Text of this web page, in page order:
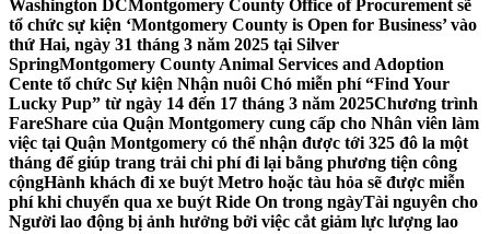
Washington DCMontgomery County Office of Procurement sẽ
tổ chức sự kiện ‘Montgomery County is Open for Business’ vào
thứ Hai, ngày 31 tháng 3 năm 2025 tại Silver
SpringMontgomery County Animal Services and Adoption
Cente tổ chức Sự kiện Nhận nuôi Chó miễn phí “Find Your
Lucky Pup” từ ngày 14 đến 17 tháng 3 năm 2025Chương trình
FareShare của Quận Montgomery cung cấp cho Nhân viên làm
việc tại Quận Montgomery có thể nhận được tới 325 đô la một
tháng để giúp trang trải chi phí đi lại bằng phương tiện công
cộngHành khách đi xe buýt Metro hoặc tàu hỏa sẽ được miễn
phí khi chuyển qua xe buýt Ride On trong ngàyTài nguyên cho
Người lao động bị ảnh hưởng bởi việc cắt giảm lực lượng lao